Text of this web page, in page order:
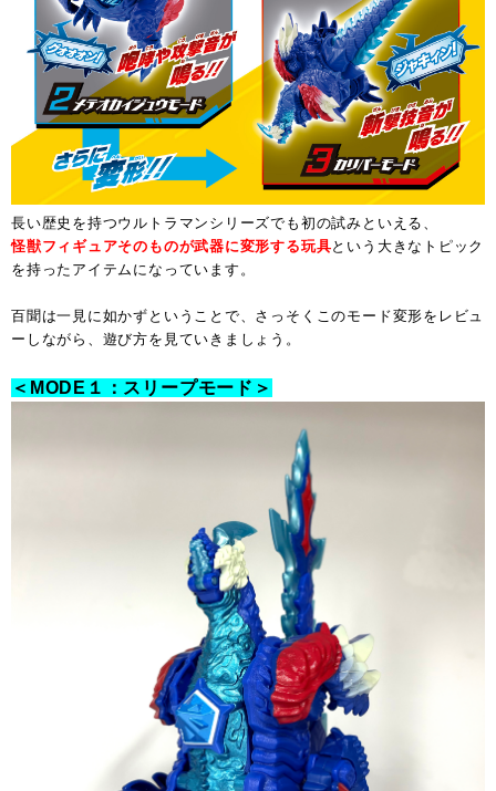
長い歴史を持つウルトラマンシリーズでも初の試みといえる、
怪獣フィギュアそのものが武器に変形する玩具という大きなトピック
を持ったアイテムになっています。
百聞は一見に如かずということで、さっそくこのモード変形をレビュ
ーしながら、遊び方を見ていきましょう。
＜MODE１：スリープモード＞